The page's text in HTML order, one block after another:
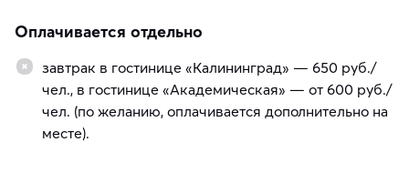
Оплачивается отдельно
завтрак в гостинице «Калининград» — 650 руб./
чел., в гостинице «Академическая» — от 600 руб./
чел. (по желанию, оплачивается дополнительно на
месте).